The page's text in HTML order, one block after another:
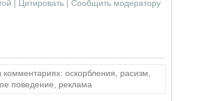
| Цитировать| Сообщить модератору
оскорбления, расизм,
поведение, реклама